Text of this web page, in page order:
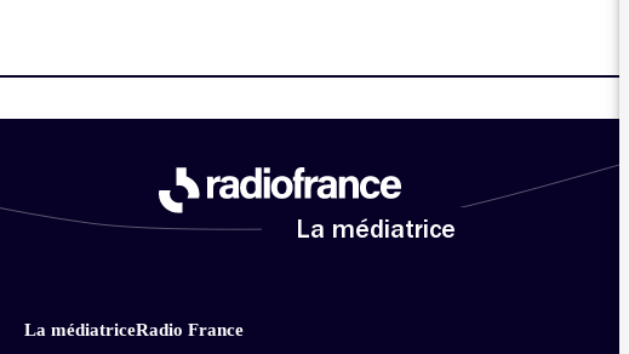
La médiatrice
La médiatriceRadio France